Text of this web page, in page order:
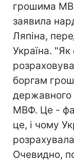
грошима
заявила
Ляпіна,
Україна.
боргам
державного
МВФ. Це -
це, і чому
Очевидно,